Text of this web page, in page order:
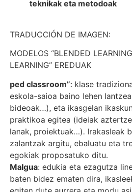
teknikak eta metodoak
TRADUCCIÓN DE IMAGEN:
MODELOS “BLENDED
LEARNING” EREDUAK
ped classroom”: klase
eskola-saioa baino lehen
bideoak…), eta ikasgelan
praktikoa egitea (ideiak
lanak, proiektuak…). Irakasleak
zalantzak argitu, ebaluatu eta
egokiak proposatuko ditu.
Malgua: edukia eta ezagutza
baten bidez ematen dira,